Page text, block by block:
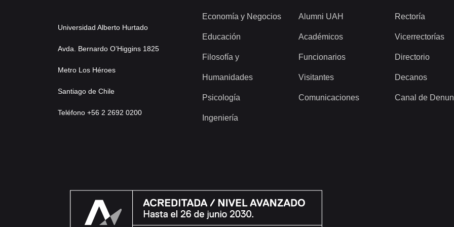
Universidad Alberto Hurtado
Avda. Bernardo O’Higgins 1825
Metro Los Héroes
Santiago de Chile
Teléfono +56 2 2692 0200
Economía y Negocios
Educación
Filosofía y
Humanidades
Psicología
Ingeniería
Alumni UAH
Académicos
Funcionarios
Visitantes
Comunicaciones
Rectoría
Vicerrectorías
Directorio
Decanos
Canal de